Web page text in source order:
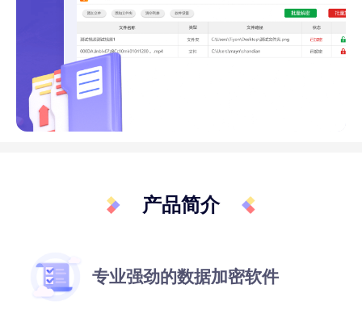
产品简介
专业强劲的数据加密软件